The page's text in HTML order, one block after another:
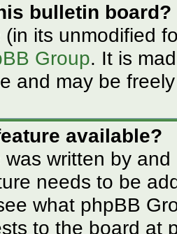
bulletin board?
its unmodified
Group. It is
and may be
available?
was written by
needs to be
what phpBB
to the board at